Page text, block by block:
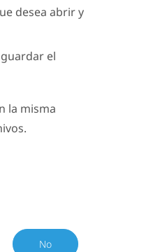
desea abrir y
el
la misma
No